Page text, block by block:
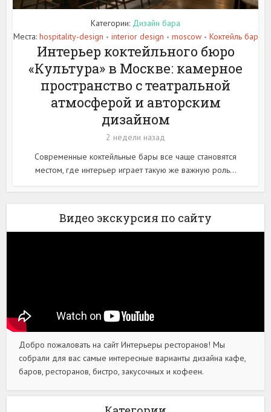
Категории: Дизайн бара
Места: hospitality-design • interior design • moscow • Коктейль бар
Интерьер коктейльного бюро
«Культура» в Москве: камерное
пространство с театральной
атмосферой и авторским
дизайном
2 недели назад
Современные коктейльные бары все чаще становятся
местом, где интерьер играет такую же важную роль...
Видео экскурсия по сайту
Добро пожаловать на сайт Интерьеры ресторанов! Мы
собрали для вас самые интересные варианты дизайна кафе,
баров, ресторанов, бистро, закусочных и кофеен.